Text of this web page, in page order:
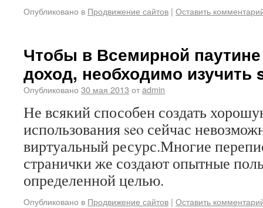
Опубликовано в Продвижение сайтов | Оставить
Чтобы в Всемирной
доход, необходимо изучить
Опубликовано 30 мая 2013 отadmin
Не всякий способен создать
использования seo сейчас
виртуальный ресурс.Многие
странички же создают опытные
определенной целью.
Опубликовано в Продвижение сайтов | Оставить